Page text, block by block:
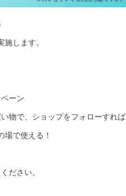
します。
ーン
物で、ショップをフォローすれば
場で使える！
ださい。